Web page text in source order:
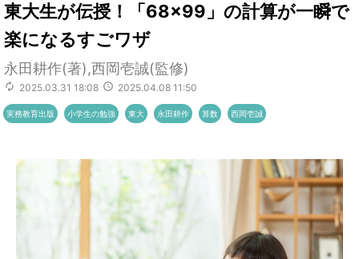
東大生が伝授！「68×99」の計算が一瞬で
楽になるすごワザ
永田耕作(著),西岡壱誠(監修)
2025.03.31 18:08 2025.04.08 11:50
実務教育出版 小学生の勉強 東大 永田耕作 算数 西岡壱誠